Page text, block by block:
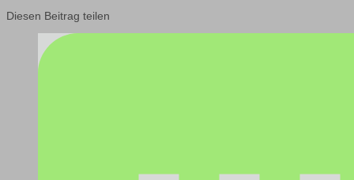
Diesen Beitrag teilen